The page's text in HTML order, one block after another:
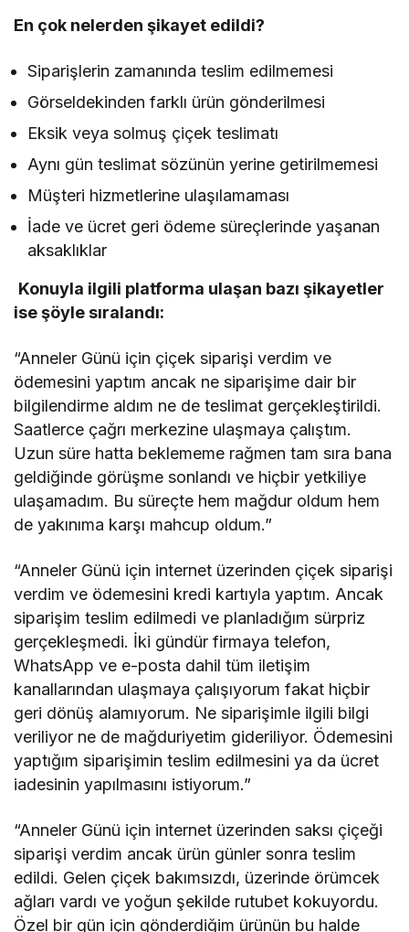
En çok nelerden şikayet edildi?
Siparişlerin zamanında teslim edilmemesi
Görseldekinden farklı ürün gönderilmesi
Eksik veya solmuş çiçek teslimatı
Aynı gün teslimat sözünün yerine getirilmemesi
Müşteri hizmetlerine ulaşılamaması
İade ve ücret geri ödeme süreçlerinde yaşanan
aksaklıklar
Konuyla ilgili platforma ulaşan bazı şikayetler
ise şöyle sıralandı:
“Anneler Günü için çiçek siparişi verdim ve
ödemesini yaptım ancak ne siparişime dair bir
bilgilendirme aldım ne de teslimat gerçekleştirildi.
Saatlerce çağrı merkezine ulaşmaya çalıştım.
Uzun süre hatta beklememe rağmen tam sıra bana
geldiğinde görüşme sonlandı ve hiçbir yetkiliye
ulaşamadım. Bu süreçte hem mağdur oldum hem
de yakınıma karşı mahcup oldum.”
“Anneler Günü için internet üzerinden çiçek siparişi
verdim ve ödemesini kredi kartıyla yaptım. Ancak
siparişim teslim edilmedi ve planladığım sürpriz
gerçekleşmedi. İki gündür firmaya telefon,
WhatsApp ve e-posta dahil tüm iletişim
kanallarından ulaşmaya çalışıyorum fakat hiçbir
geri dönüş alamıyorum. Ne siparişimle ilgili bilgi
veriliyor ne de mağduriyetim gideriliyor. Ödemesini
yaptığım siparişimin teslim edilmesini ya da ücret
iadesinin yapılmasını istiyorum.”
“Anneler Günü için internet üzerinden saksı çiçeği
siparişi verdim ancak ürün günler sonra teslim
edildi. Gelen çiçek bakımsızdı, üzerinde örümcek
ağları vardı ve yoğun şekilde rutubet kokuyordu.
Özel bir gün için gönderdiğim ürünün bu halde